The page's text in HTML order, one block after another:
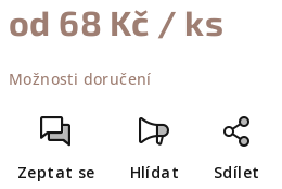
od 68 Kč / ks
cena:
Možnosti doručení
Zeptat se Hlídat Sdílet